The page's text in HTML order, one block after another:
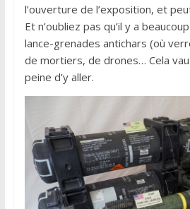
l’ouverture de l’exposition, et
Et n’oubliez pas qu’il y a
lance-grenades antichars (où
de mortiers, de drones… Cela
peine d’y aller.